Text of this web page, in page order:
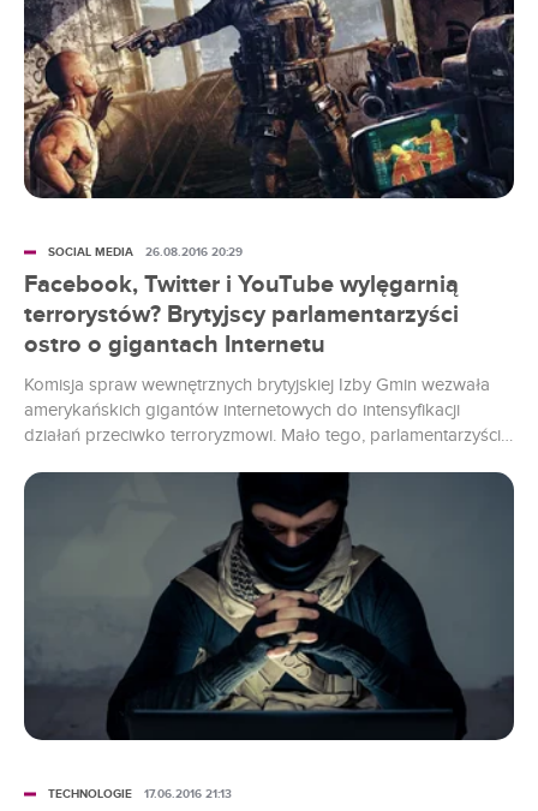
Facebook, Twitter i YouTube wylęgarnią
terrorystów? Brytyjscy parlamentarzyści
ostro o gigantach Internetu
Komisja spraw wewnętrznych brytyjskiej Izby Gmin wezwała
amerykańskich gigantów internetowych do intensyfikacji
działań przeciwko terroryzmowi. Mało tego, parlamentarzyści
zaniechały walki przeciwko wykorzystywaniu ich platform do
promocji terroryzmu. Serwisy społecznościowe nazwane
zostały wręcz platformą do rekrutacji terrorystów.
SOCIAL MEDIA 26.08.2016 20:29
TECHNOLOGIE 17.06.2016 21:13